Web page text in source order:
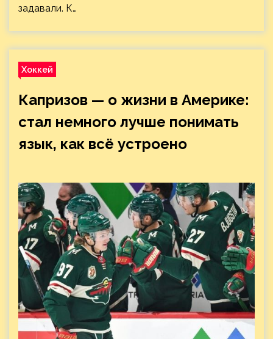
задавали. К…
Хоккей
Капризов — о жизни в Америке:
стал немного лучше понимать
язык, как всё устроено